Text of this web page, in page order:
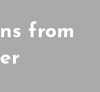
from